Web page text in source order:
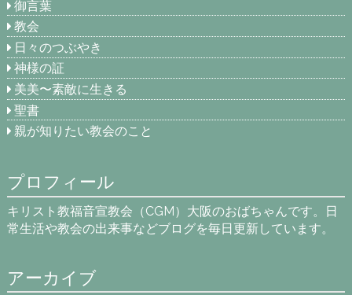
御言葉
教会
日々のつぶやき
神様の証
美美〜素敵に生きる
聖書
親が知りたい教会のこと
プロフィール
キリスト教福音宣教会（CGM）大阪のおばちゃんです。日
常生活や教会の出来事などブログを毎日更新しています。
アーカイブ